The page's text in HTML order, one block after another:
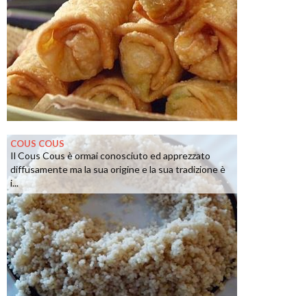
COUS COUS
Il Cous Cous è ormai conosciuto ed apprezzato
diffusamente ma la sua origine e la sua tradizione è
i...